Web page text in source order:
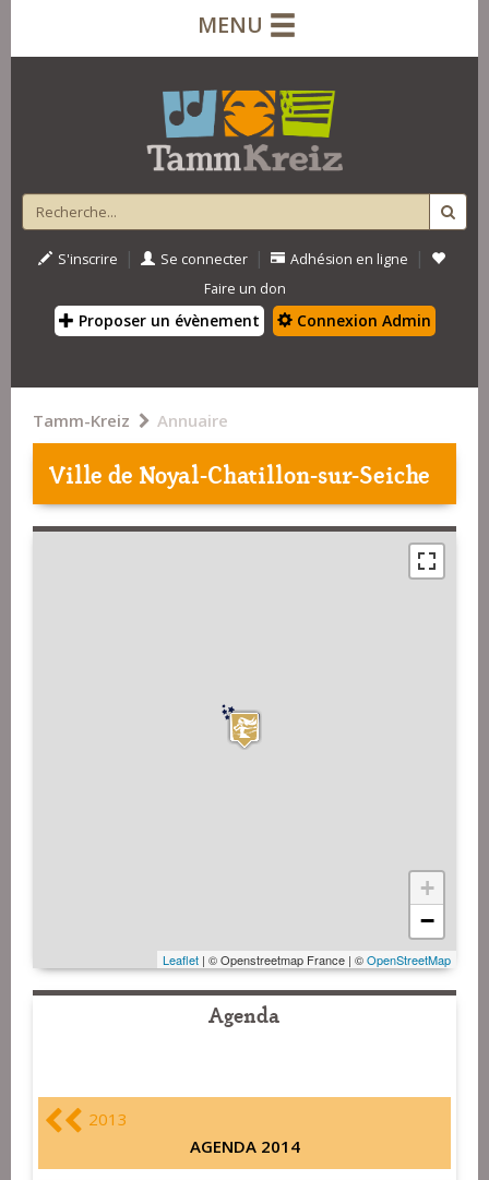
MENU
S'inscrire | Se connecter | Adhésion en ligne |
Faire un don
Proposer un évènement Connexion Admin
Tamm-Kreiz Annuaire
Ville de Noyal-Chatillon-sur-Seiche
+
−
Leaflet | © Openstreetmap France | ©OpenStreetMap
Agenda
2013
AGENDA 2014